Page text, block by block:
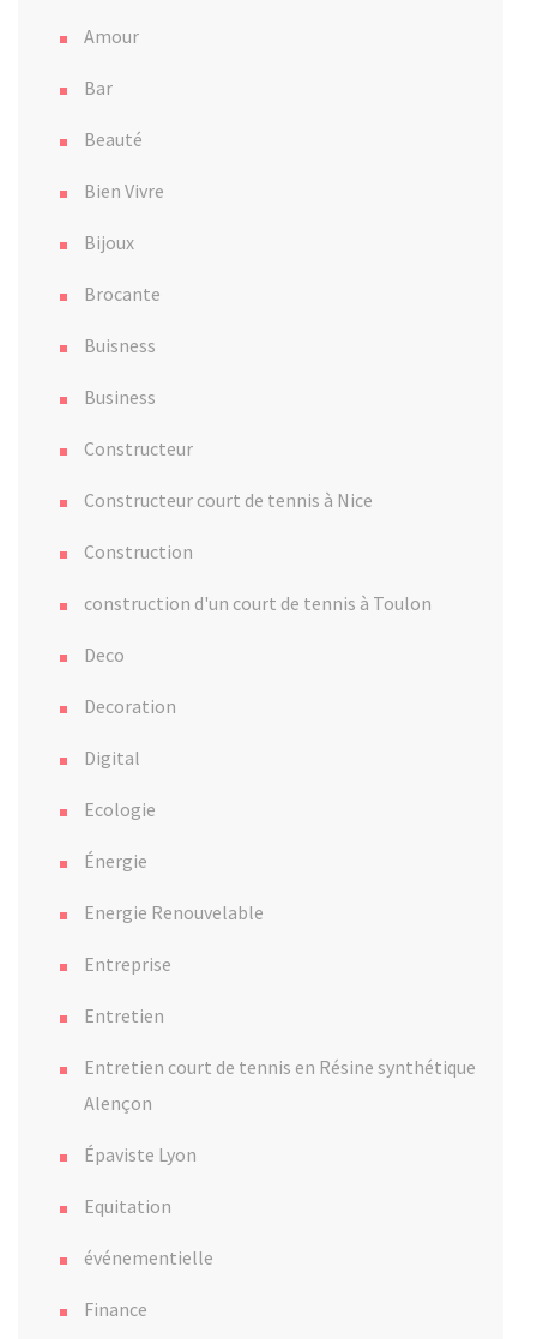
Amour
Bar
Beauté
Bien Vivre
Bijoux
Brocante
Buisness
Business
Constructeur
Constructeur court de tennis à Nice
Construction
construction d'un court de tennis à Toulon
Deco
Decoration
Digital
Ecologie
Énergie
Energie Renouvelable
Entreprise
Entretien
Entretien court de tennis en Résine synthétique
Alençon
Épaviste Lyon
Equitation
événementielle
Finance